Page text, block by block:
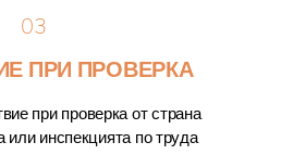
03
ПРИ ПРОВЕРКА
при проверка от страна
или инспекцията по труда